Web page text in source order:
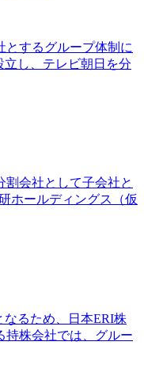
とするグループ体制に
し、テレビ朝日を分
会社として子会社と
ホールディングス（仮
なるため、日本ERI株
持株会社では、グルー